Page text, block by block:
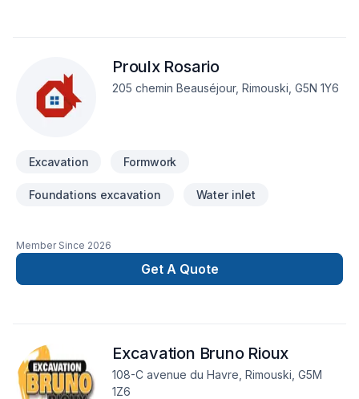
Proulx Rosario
205 chemin Beauséjour, Rimouski, G5N 1Y6
Excavation Formwork
Foundations excavation Water inlet
Member Since 2026
Get A Quote
Excavation Bruno Rioux
108-C avenue du Havre, Rimouski, G5M
1Z6